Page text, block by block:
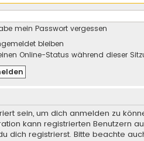
mein Passwort vergessen
bleiben
Online-Status während dieser
sein, um dich anmelden zu
kann registrierten Benutzern
dich registrierst. Bitte beachte